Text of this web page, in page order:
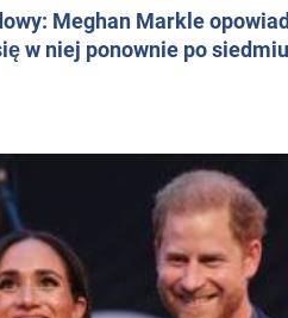
Meghan Markle
w niej ponownie po